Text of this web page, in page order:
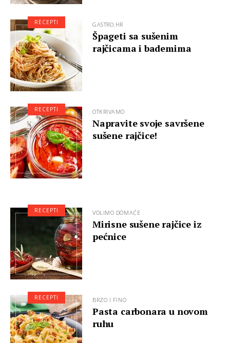
GASTRO.HR
Špageti sa sušenim
rajčicama i bademima
RECEPTI
OTKRIVAMO
Napravite svoje savršene
sušene rajčice!
RECEPTI
VOLIMO DOMAĆE
Mirisne sušene rajčice iz
pećnice
RECEPTI
BRZO I FINO
Pasta carbonara u novom
ruhu
RECEPTI